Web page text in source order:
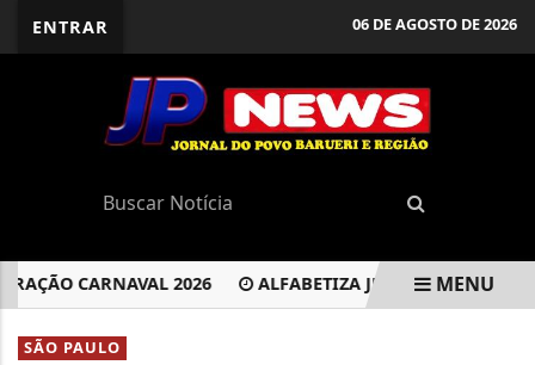
ENTRAR 06 DE AGOSTO DE 2026
CARNAVAL 2026 ALFABETIZA JUNTOS SP: CRIANÇAS
EM ALTA
MENU
SÃO PAULO